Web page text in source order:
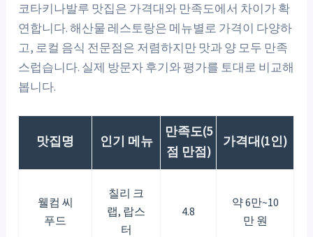
코타키나발루 맛집은 가격대와 만족도에서 차이가 확
연합니다. 해산물 레스토랑은 메뉴별로 가격이 다양하
고, 로컬 음식 전문점은 저렴하지만 맛과 양 모두 만족
스럽습니다. 실제 방문자 후기와 평가를 토대로 비교해
봅니다.
맛집명 인기 메뉴
만족도(5
점 만점)
가격대(1인)
웰컴 씨
푸드
칠리 크
랩, 랍스
터
4.8
약 6만~10
만 원